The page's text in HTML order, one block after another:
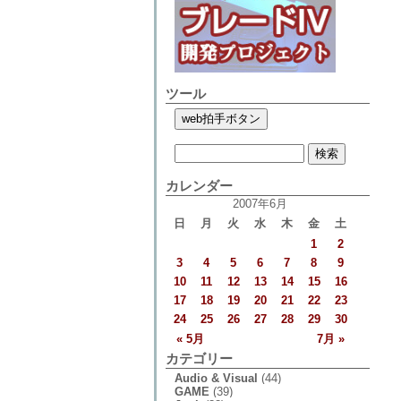
ツール
カレンダー
2007年6月
日
月 火 水 木 金 土
« 5月 7月 »
1
2
3
4 5 6 7 8
9
10
11 12 13 14 15
16
17
18 19 20 21 22
23
24
25 26 27 28 29 30
カテゴリー
Audio & Visual (44)
GAME (39)